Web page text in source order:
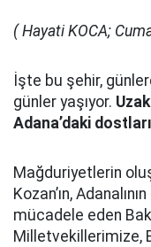
( Hayati KOCA;
İşte bu şehir,
günler yaşıyor.
Adana’daki
Mağduriyetlerin
Kozan’ın,
mücadele eden
Milletvekillerimize,